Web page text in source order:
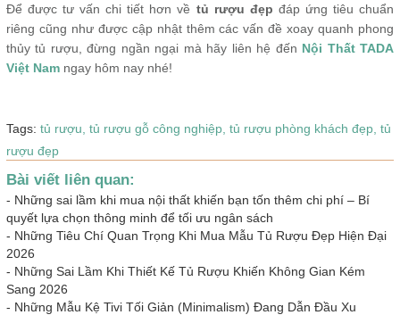
Để được tư vấn chi tiết hơn về tủ rượu đẹp đáp ứng tiêu chuẩn
riêng cũng như được cập nhật thêm các vấn đề xoay quanh phong
thủy tủ rượu, đừng ngần ngại mà hãy liên hệ đến Nội Thất TADA
Việt Nam ngay hôm nay nhé!
Tags: tủ rượu, tủ rượu gỗ công nghiệp, tủ rượu phòng khách đẹp, tủ
rượu đẹp
Bài viết liên quan:
- Những sai lầm khi mua nội thất khiến bạn tốn thêm chi phí – Bí
quyết lựa chọn thông minh để tối ưu ngân sách
- Những Tiêu Chí Quan Trọng Khi Mua Mẫu Tủ Rượu Đẹp Hiện Đại
2026
- Những Sai Lầm Khi Thiết Kế Tủ Rượu Khiến Không Gian Kém
Sang 2026
- Những Mẫu Kệ Tivi Tối Giản (Minimalism) Đang Dẫn Đầu Xu